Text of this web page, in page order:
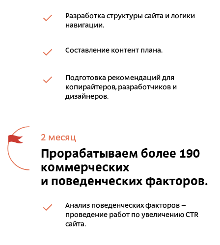
Разработка структуры сайта и логики
навигации.
Составление контент плана.
Подготовка рекомендаций для
копирайтеров, разработчиков и
дизайнеров.
2 месяц
Прорабатываем более 190
коммерческих
и поведенческих факторов.
Анализ поведенческих факторов –
проведение работ по увеличению CTR
сайта.